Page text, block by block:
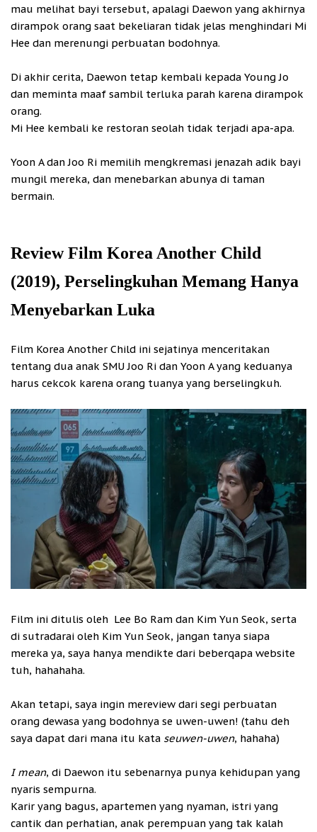
mau melihat bayi tersebut, apalagi Daewon yang akhirnya
dirampok orang saat bekeliaran tidak jelas menghindari Mi
Hee dan merenungi perbuatan bodohnya.
Di akhir cerita, Daewon tetap kembali kepada Young Jo
dan meminta maaf sambil terluka parah karena dirampok
orang.
Mi Hee kembali ke restoran seolah tidak terjadi apa-apa.
Yoon A dan Joo Ri memilih mengkremasi jenazah adik bayi
mungil mereka, dan menebarkan abunya di taman
bermain.
Review Film Korea Another Child
(2019), Perselingkuhan Memang Hanya
Menyebarkan Luka
Film Korea Another Child ini sejatinya menceritakan
tentang dua anak SMU Joo Ri dan Yoon A yang keduanya
harus cekcok karena orang tuanya yang berselingkuh.
Film ini ditulis oleh Lee Bo Ram dan Kim Yun Seok, serta
di sutradarai oleh Kim Yun Seok, jangan tanya siapa
mereka ya, saya hanya mendikte dari beberqapa website
tuh, hahahaha.
Akan tetapi, saya ingin mereview dari segi perbuatan
orang dewasa yang bodohnya se uwen-uwen! (tahu deh
saya dapat dari mana itu kata seuwen-uwen, hahaha)
I mean, di Daewon itu sebenarnya punya kehidupan yang
nyaris sempurna.
Karir yang bagus, apartemen yang nyaman, istri yang
cantik dan perhatian, anak perempuan yang tak kalah